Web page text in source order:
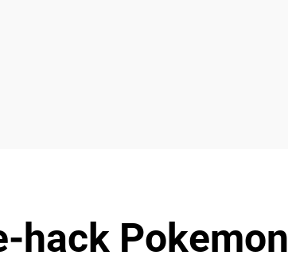
hack Pokemon